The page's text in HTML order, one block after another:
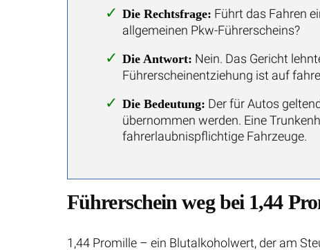
Die Rechtsfrage: Führt das Fahren
allgemeinen Pkw-Führerscheins?
Die Antwort: Nein. Das Gericht
Führerscheinentziehung ist auf
Die Bedeutung: Der für Autos
übernommen werden. Eine
fahrerlaubnispflichtige Fahrzeuge.
Führerschein weg bei 1,44
1,44 Promille – ein Blutalkoholwert, der am